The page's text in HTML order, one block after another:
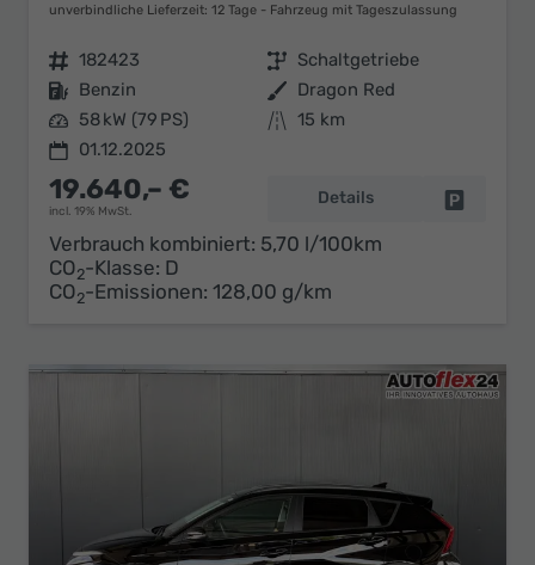
unverbindliche Lieferzeit: 12 Tage Fahrzeug mit Tageszulassung
Fahrzeugnr. 182423 Getriebe Schaltgetriebe
Kraftstoff Benzin Außenfarbe Dragon Red
Leistung 58 kW (79 PS) Kilometerstand 15 km
01.12.2025
19.640,– €
incl. 19% MwSt.
Details
Verbrauch kombiniert: 5,70 l/100km
CO2-Klasse: D
CO2-Emissionen: 128,00 g/km